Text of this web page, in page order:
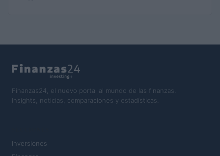
Finanzas24, el nuevo portal al mundo de las finanzas.
Insights, noticias, comparaciones y estadísticas.
Inversiones